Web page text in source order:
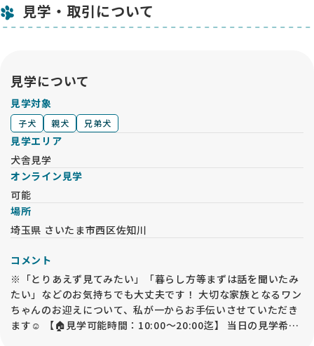
見学・取引について
見学について
見学対象
子犬 親犬 兄弟犬
見学エリア
犬舎見学
オンライン見学
可能
場所
埼玉県 さいたま市西区佐知川
コメント
※「とりあえず見てみたい」「暮らし方等まずは話を聞いたみ
たい」などのお気持ちでも大丈夫です！ 大切な家族となるワン
ちゃんのお迎えについて、私が一からお手伝いさせていただき
ます☺ 【🏠見学可能時間：10:00～20:00迄】 当日の見学希望